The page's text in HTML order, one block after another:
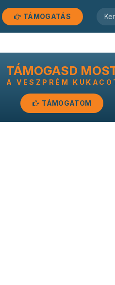
TÁMOGATÁS
TÁMOGASD
A VESZPRÉM
TÁMOGATOM